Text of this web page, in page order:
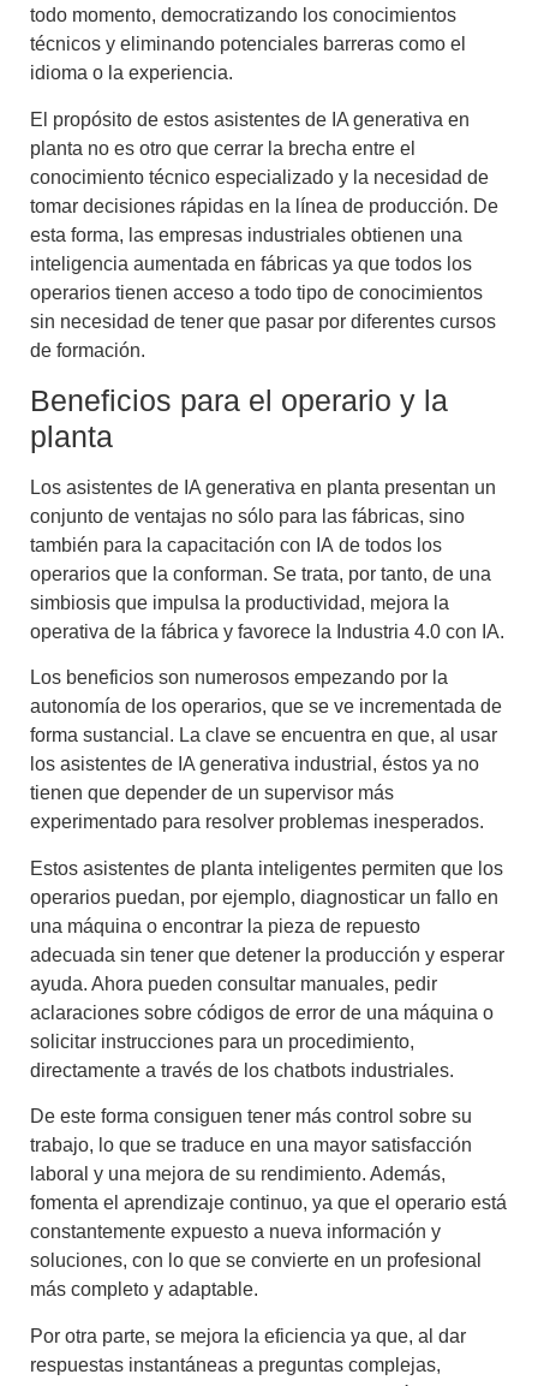
todo momento, democratizando los conocimientos
técnicos y eliminando potenciales barreras como el
idioma o la experiencia.
El propósito de estos asistentes de IA generativa en
planta no es otro que cerrar la brecha entre el
conocimiento técnico especializado y la necesidad de
tomar decisiones rápidas en la línea de producción. De
esta forma, las empresas industriales obtienen una
inteligencia aumentada en fábricas ya que todos los
operarios tienen acceso a todo tipo de conocimientos
sin necesidad de tener que pasar por diferentes cursos
de formación.
Beneficios para el operario y la
planta
Los asistentes de IA generativa en planta presentan un
conjunto de ventajas no sólo para las fábricas, sino
también para la capacitación con IA de todos los
operarios que la conforman. Se trata, por tanto, de una
simbiosis que impulsa la productividad, mejora la
operativa de la fábrica y favorece la Industria 4.0 con IA.
Los beneficios son numerosos empezando por la
autonomía de los operarios, que se ve incrementada de
forma sustancial. La clave se encuentra en que, al usar
los asistentes de IA generativa industrial , éstos ya no
tienen que depender de un supervisor más
experimentado para resolver problemas inesperados.
Estos asistentes de planta inteligentes permiten que los
operarios puedan, por ejemplo, diagnosticar un fallo en
una máquina o encontrar la pieza de repuesto
adecuada sin tener que detener la producción y esperar
ayuda. Ahora pueden consultar manuales, pedir
aclaraciones sobre códigos de error de una máquina o
solicitar instrucciones para un procedimiento,
directamente a través de los chatbots industriales.
De este forma consiguen tener más control sobre su
trabajo, lo que se traduce en una mayor satisfacción
laboral y una mejora de su rendimiento. Además,
fomenta el aprendizaje continuo, ya que el operario está
constantemente expuesto a nueva información y
soluciones, con lo que se convierte en un profesional
más completo y adaptable.
Por otra parte, se mejora la eficiencia ya que, al dar
respuestas instantáneas a preguntas complejas,